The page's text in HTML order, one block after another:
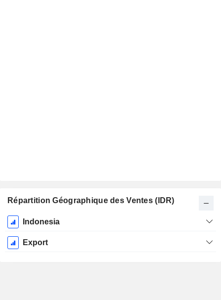
Répartition Géographique des Ventes (IDR)
Période
Fiscale:
Décembre
Indonesia
Export